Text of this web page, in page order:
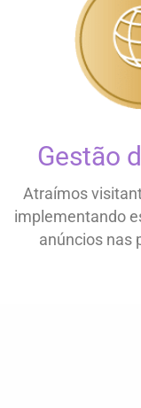
Gestão
Atraímos
implementando
anúncios nas